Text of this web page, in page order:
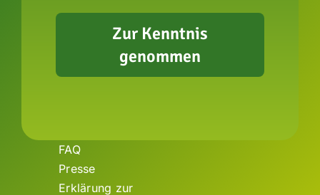
FAQ
Presse
Erklärung zur
Zur Kenntnis
genommen